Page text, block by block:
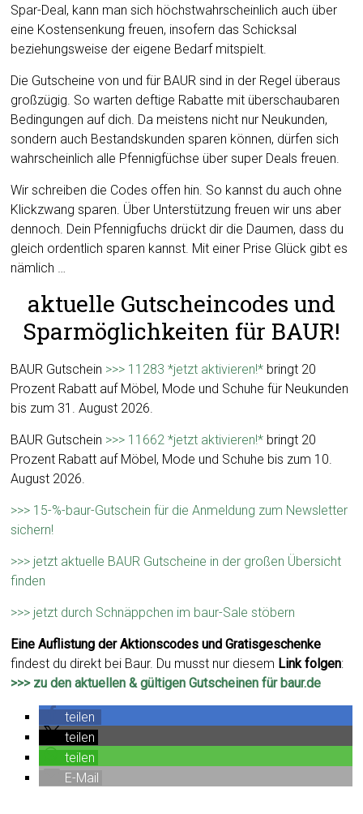
Spar-Deal, kann man sich höchstwahrscheinlich auch über
eine Kostensenkung freuen, insofern das Schicksal
beziehungsweise der eigene Bedarf mitspielt.
Die Gutscheine von und für BAUR sind in der Regel überaus
großzügig. So warten deftige Rabatte mit überschaubaren
Bedingungen auf dich. Da meistens nicht nur Neukunden,
sondern auch Bestandskunden sparen können, dürfen sich
wahrscheinlich alle Pfennigfüchse über super Deals freuen.
Wir schreiben die Codes offen hin. So kannst du auch ohne
Klickzwang sparen. Über Unterstützung freuen wir uns aber
dennoch. Dein Pfennigfuchs drückt dir die Daumen, dass du
gleich ordentlich sparen kannst. Mit einer Prise Glück gibt es
nämlich …
aktuelle Gutscheincodes und
Sparmöglichkeiten für BAUR!
BAUR Gutschein >>> 11283 *jetzt aktivieren!* bringt 20
Prozent Rabatt auf Möbel, Mode und Schuhe für Neukunden
bis zum 31. August 2026.
BAUR Gutschein >>> 11662 *jetzt aktivieren!* bringt 20
Prozent Rabatt auf Möbel, Mode und Schuhe bis zum 10.
August 2026.
>>> 15-%-baur-Gutschein für die Anmeldung zum Newsletter
sichern!
>>> jetzt aktuelle BAUR Gutscheine in der großen Übersicht
finden
>>> jetzt durch Schnäppchen im baur-Sale stöbern
Eine Auflistung der Aktionscodes und Gratisgeschenke
findest du direkt bei Baur. Du musst nur diesem Link folgen:
>>> zu den aktuellen & gültigen Gutscheinen für baur.de
teilen
teilen
teilen
E-Mail